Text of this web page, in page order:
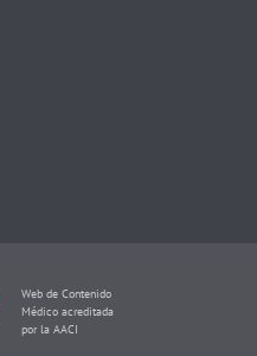
Web de Contenido
Médico acreditada
por la AACI